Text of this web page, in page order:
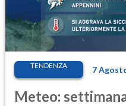
TENDENZA 7
Meteo: